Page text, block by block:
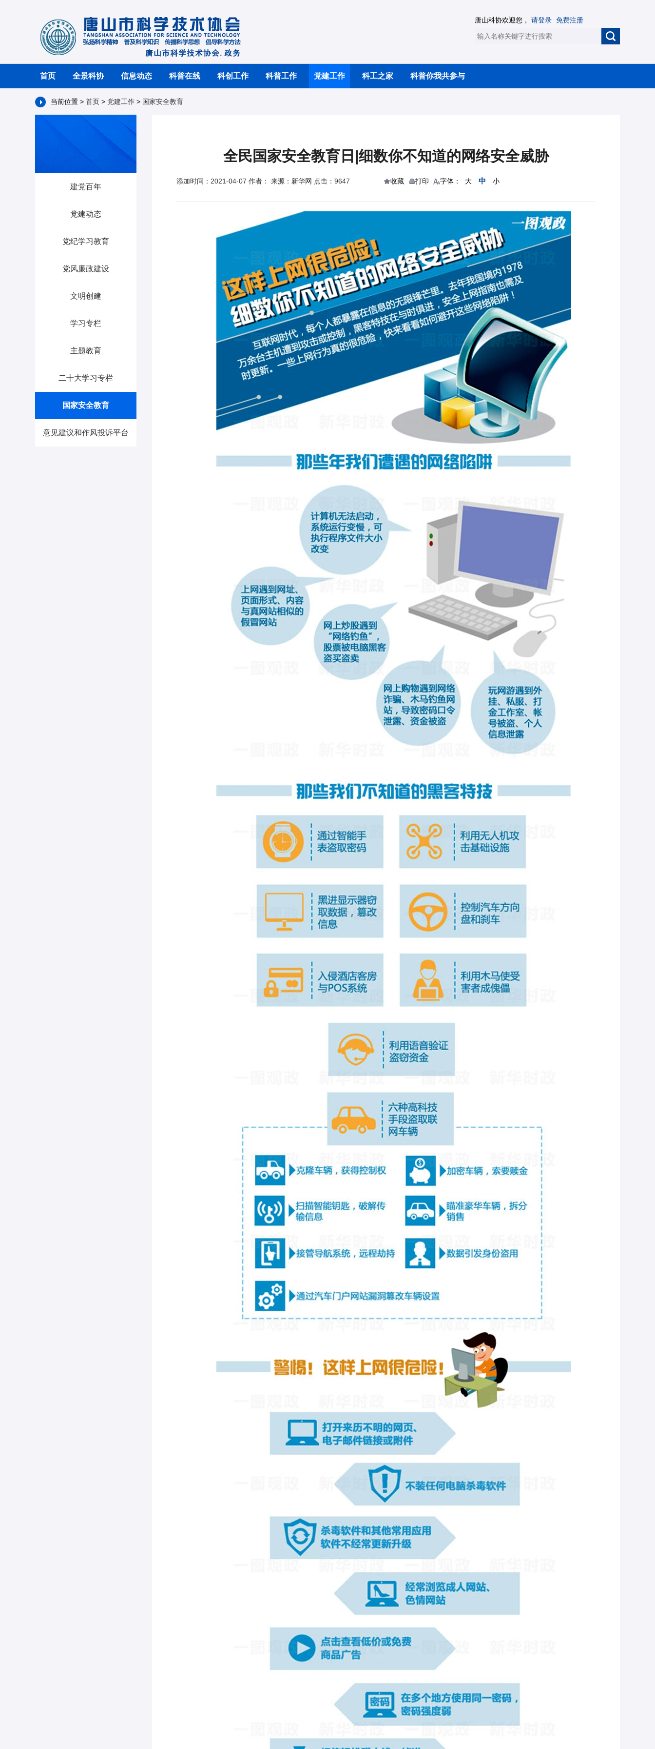
唐山科协欢迎您， 请登录 免费注册
首页 全景科协 信息动态 科普在线 科创工作 科普工作 党建工作 科工之家 科普你我共参与
当前位置 > 首页 > 党建工作 > 国家安全教育
建党百年
党建动态
党纪学习教育
党风廉政建设
文明创建
学习专栏
主题教育
二十大学习专栏
国家安全教育
意见建议和作风投诉平台
全民国家安全教育日|细数你不知道的网络安全威胁
添加时间：2021-04-07 作者： 来源：新华网 点击：9647 收藏 打印 字体： 大 中 小